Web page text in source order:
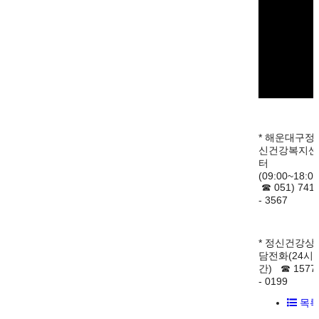
* 해운대구정
신건강복지센
터
☎ 051) 741
- 3567
* 정신건강상
담전화(24시
간) ☎ 1577
- 0199
목록